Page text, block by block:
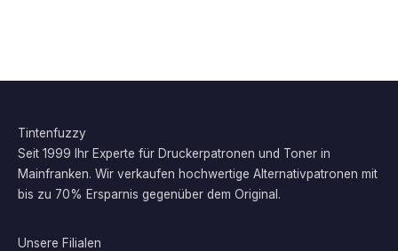
Tintenfuzzy
Seit 1999 Ihr Experte für Druckerpatronen und Toner in
Mainfranken. Wir verkaufen hochwertige Alternativpatronen mit
bis zu 70% Ersparnis gegenüber dem Original.
Unsere Filialen